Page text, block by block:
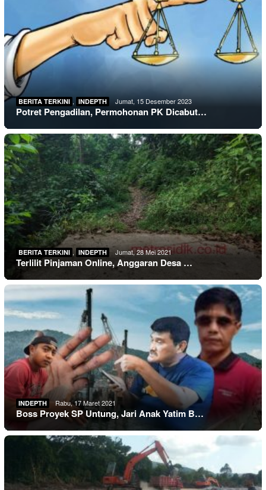
BERITA TERKINI , INDEPTH Jumat, 15 Desember 2023
Potret Pengadilan, Permohonan PK Dicabut…
BERITA TERKINI , INDEPTH Jumat, 28 Mei 2021
Terlilit Pinjaman Online, Anggaran Desa …
INDEPTH Rabu, 17 Maret 2021
Boss Proyek SP Untung, Jari Anak Yatim B…